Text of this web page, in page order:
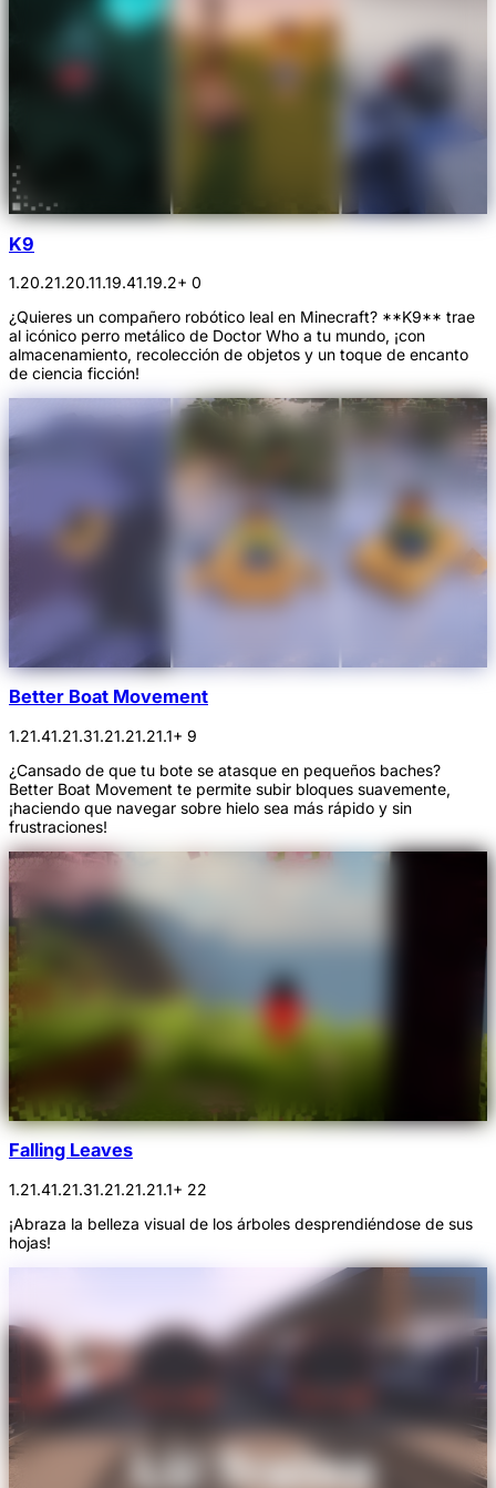
K9
1.20.21.20.11.19.41.19.2+ 0
¿Quieres un compañero robótico leal en Minecraft? **K9** trae
al icónico perro metálico de Doctor Who a tu mundo, ¡con
almacenamiento, recolección de objetos y un toque de encanto
de ciencia ficción!
Better Boat Movement
1.21.41.21.31.21.21.21.1+ 9
¿Cansado de que tu bote se atasque en pequeños baches?
Better Boat Movement te permite subir bloques suavemente,
¡haciendo que navegar sobre hielo sea más rápido y sin
frustraciones!
Falling Leaves
1.21.41.21.31.21.21.21.1+ 22
¡Abraza la belleza visual de los árboles desprendiéndose de sus
hojas!